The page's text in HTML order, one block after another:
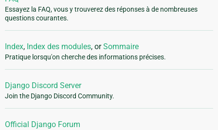
Essayez la FAQ, vous y trouverez des réponses à de nombreuses
questions courantes.
Index, Index des modules, orSommaire
Pratique lorsqu'on cherche des informations précises.
Django Discord Server
Join the Django Discord Community.
Official Django Forum